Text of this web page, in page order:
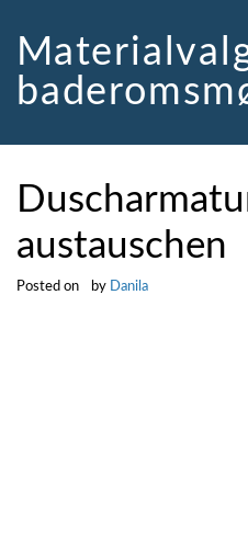
content
austauschen
Posted on by Danila